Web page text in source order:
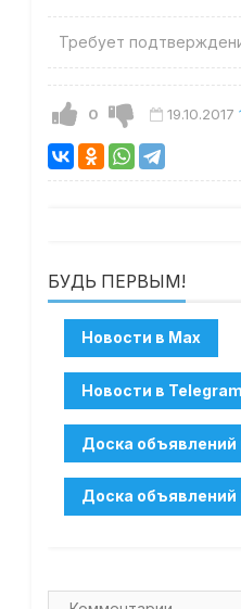
Требует
0 19.10.2017
БУДЬ ПЕРВЫМ!